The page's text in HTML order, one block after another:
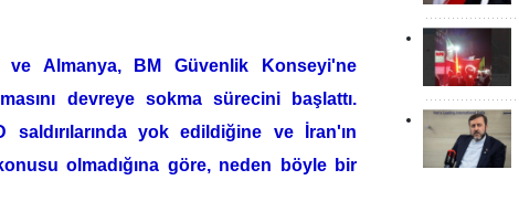
Almanya, BM Güvenlik Konseyi'ne
devreye sokma sürecini başlattı.
yok edildiğine ve İran'ın
olmadığına göre, neden böyle bir